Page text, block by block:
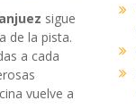
sigue
de la pista.
a cada
vuelve a